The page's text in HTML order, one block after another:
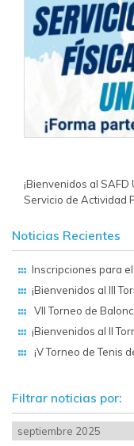
¡Bienvenidos al SAFD
Servicio de Actividad
Noticias Recientes
Inscripciones para
¡Bienvenidos al III
VII Torneo de
¡Bienvenidos al II
¡V Torneo de Tenis
Filtrar noticias por: